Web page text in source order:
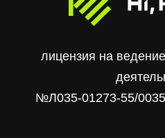
лицензия на
№Л035-01273-55/